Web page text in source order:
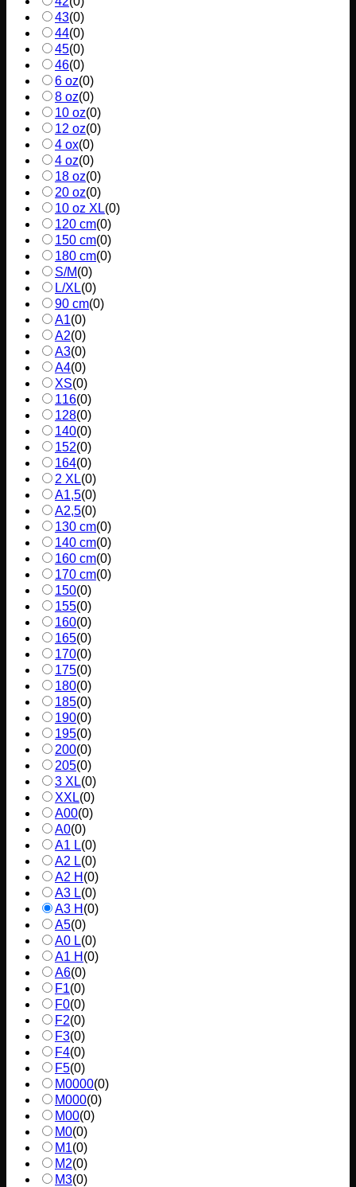
43(0)
44(0)
45(0)
46(0)
6 oz(0)
8 oz(0)
10 oz(0)
12 oz(0)
4 ox(0)
4 oz(0)
18 oz(0)
20 oz(0)
10 oz XL(0)
120 cm(0)
150 cm(0)
180 cm(0)
S/M(0)
L/XL(0)
90 cm(0)
A1(0)
A2(0)
A3(0)
A4(0)
XS(0)
116(0)
128(0)
140(0)
152(0)
164(0)
2 XL(0)
A1,5(0)
A2,5(0)
130 cm(0)
140 cm(0)
160 cm(0)
170 cm(0)
150(0)
155(0)
160(0)
165(0)
170(0)
175(0)
180(0)
185(0)
190(0)
195(0)
200(0)
205(0)
3 XL(0)
XXL(0)
A00(0)
A0(0)
A1 L(0)
A2 L(0)
A2 H (0)
A3 L(0)
A3 H (0)
A5(0)
A0 L(0)
A1 H (0)
A6(0)
F1(0)
F0(0)
F2(0)
F3(0)
F4(0)
F5(0)
M0000(0)
M000(0)
M00(0)
M0(0)
M1(0)
M2(0)
M3(0)